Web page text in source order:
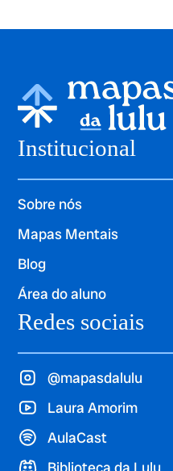
Institucional
Sobre nós
Mapas Mentais
Blog
Área do aluno
Redes sociais
@mapasdalulu
Laura Amorim
AulaCast